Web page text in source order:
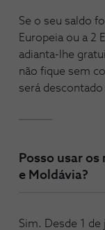
Se o seu saldo
Europeia ou a 2
adianta-lhe
não fique sem
será
Posso usar
e Moldávia?
Sim. Desde 1